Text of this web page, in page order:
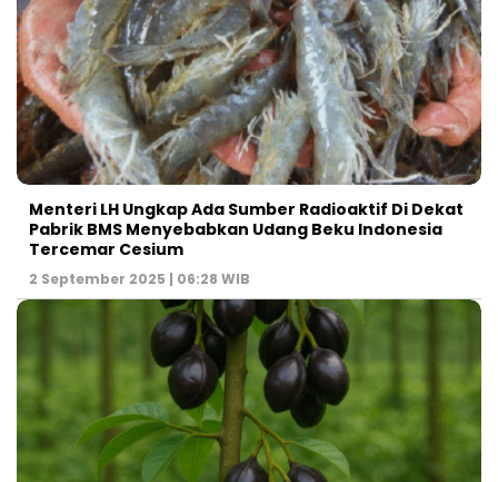
Menteri LH Ungkap Ada Sumber Radioaktif Di Dekat
Pabrik BMS Menyebabkan Udang Beku Indonesia
Tercemar Cesium
2 September 2025 | 06:28 WIB